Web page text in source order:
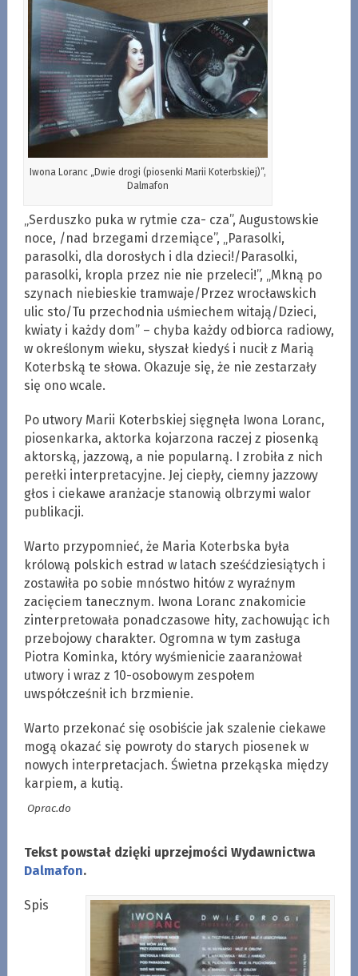
Iwona Loranc „Dwie drogi (piosenki Marii Koterbskiej)”,
Dalmafon
„Serduszko puka w rytmie cza- cza”, Augustowskie
noce, /nad brzegami drzemiące”, „Parasolki,
parasolki, dla dorosłych i dla dzieci!/Parasolki,
parasolki, kropla przez nie nie przeleci!”, „Mkną po
szynach niebieskie tramwaje/Przez wrocławskich
ulic sto/Tu przechodnia uśmiechem witają/Dzieci,
kwiaty i każdy dom” – chyba każdy odbiorca radiowy,
w określonym wieku, słyszał kiedyś i nucił z Marią
Koterbską te słowa. Okazuje się, że nie zestarzały
się ono wcale.
Po utwory Marii Koterbskiej sięgnęła Iwona Loranc,
piosenkarka, aktorka kojarzona raczej z piosenką
aktorską, jazzową, a nie popularną. I zrobiła z nich
perełki interpretacyjne. Jej ciepły, ciemny jazzowy
głos i ciekawe aranżacje stanowią olbrzymi walor
publikacji.
Warto przypomnieć, że Maria Koterbska była
królową polskich estrad w latach sześćdziesiątych i
zostawiła po sobie mnóstwo hitów z wyraźnym
zacięciem tanecznym. Iwona Loranc znakomicie
zinterpretowała ponadczasowe hity, zachowując ich
przebojowy charakter. Ogromna w tym zasługa
Piotra Kominka, który wyśmienicie zaaranżował
utwory i wraz z 10-osobowym zespołem
uwspółcześnił ich brzmienie.
Warto przekonać się osobiście jak szalenie ciekawe
mogą okazać się powroty do starych piosenek w
nowych interpretacjach. Świetna przekąska między
karpiem, a kutią.
Oprac.do
Tekst powstał dzięki uprzejmości Wydawnictwa
Dalmafon.
Spis